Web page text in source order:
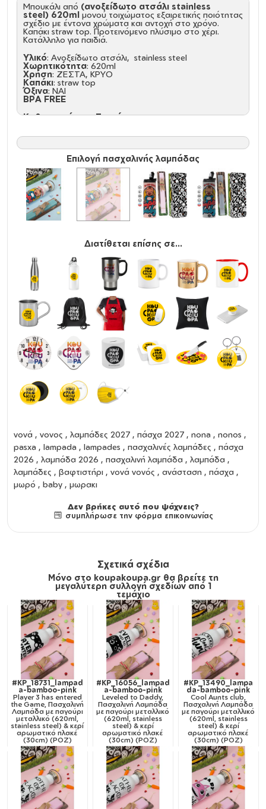
Mπουκάλι από (ανοξείδωτο ατσάλι stainless
steel) 620ml μονού τοιχώματος εξαιρετικής ποιότητας
σχέδιο με έντονα χρώματα και αντοχή στο χρόνο.
Καπάκι straw top. Προτεινόμενο πλύσιμο στο χέρι.
Κατάλληλο για παιδιά.
Υλικό: Ανοξείδωτο ατσάλι, stainless steel
Χωρητικότητα: 620ml
Χρήση: ΖΕΣΤΑ, ΚΡΥΟ
Καπάκι: straw top
Όξινα: NAI
BPA FREE
Καθαρισμός και Συντήρηση:
Κρατήστε το ακάλυπτο και άδειο για την αποθήκευση.
Δεν είναι ασφαλές στο πλυντήριο πιάτων, Δεν είναι
κατάλληλο για φούρνο μικροκυμάτων, Μην καταψύχετε.
Επιλογή πασχαλινής λαμπάδας
Διατίθεται επίσης σε...
νονά , νονος , λαμπάδες 2027 , πάσχα 2027 , nona , nonos ,
pasxa , lampada , lampades , πασχαλινές λαμπάδες , πάσχα
2026 , λαμπάδα 2026 , πασχαλινή λαμπάδα , λαμπάδα ,
λαμπάδες , βαφτιστήρι , νονά νονός , ανάσταση , πάσχα ,
μωρό , baby , μωρακι
Δεν βρήκες αυτό που ψάχνεις?
συμπλήρωσε την φόρμα επικοινωνίας
Σχετικά σχέδια
Μόνο στο koupakoupa.gr θα βρείτε τη
μεγαλύτερη συλλογή σχεδίων από 1
τεμάχιο
#KP_18731_lampad
a-bamboo-pink
Player 3 has entered
the Game, Πασχαλινή
Λαμπάδα με παγούρι
μεταλλικό (620ml,
stainless steel) & κερί
αρωματικό πλακέ
(30cm) (ΡΟΖ)
#KP_16056_lampad
a-bamboo-pink
Leveled to Daddy,
Πασχαλινή Λαμπάδα
με παγούρι μεταλλικό
(620ml, stainless
steel) & κερί
αρωματικό πλακέ
(30cm) (ΡΟΖ)
#KP_13490_lampa
da-bamboo-pink
Cool Aunts club,
Πασχαλινή Λαμπάδα
με παγούρι μεταλλικό
(620ml, stainless
steel) & κερί
αρωματικό πλακέ
(30cm) (ΡΟΖ)